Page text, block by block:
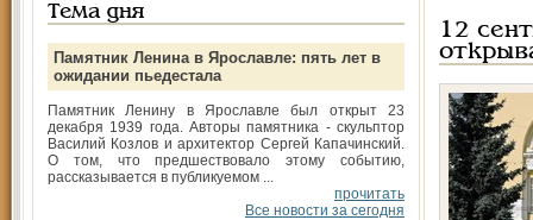
Тема дня
Памятник Ленина в Ярославле: пять лет в
ожидании пьедестала
Памятник Ленину в Ярославле был открыт 23
декабря 1939 года. Авторы памятника - скульптор
Василий Козлов и архитектор Сергей Капачинский.
О том, что предшествовало этому событию,
рассказывается в публикуемом ...
прочитать
Все новости за сегодня
12